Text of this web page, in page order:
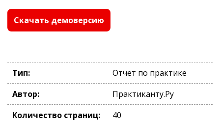
Скачать демоверсию
Тип:
Отчет по практике
Автор:
Практиканту.Ру
Количество страниц:
40